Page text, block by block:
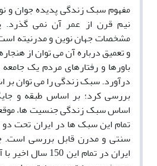
مفهوم سبک زندگی پدیده جوان و
نیم قرن از عمر آن نمی
مشخصات جهان نوین و مدرنیته
و تعمیق درباره آن می توان از
باورها و رفتارهای مردم یک
درآورد. سبک زندگی را می توان بر
بررسی کرد؛ بر اساس طبقه و
اساس سبک زندگی جنسیت ها،
تمام این سبک ها در ایران تحت
سنتی و مدرن قابل بررسی است.
ایران در تمام این